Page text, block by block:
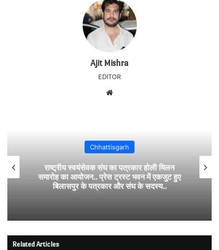
Ajit Mishra
EDITOR
Chhattisgarh
राष्ट्रीय स्वयंसेवक संघ का पत्रकार होली मिलन
समारोह का आयोजन.. प्रेस ट्रस्ट भवन में एकजुट हुए
बिलासपुर के पत्रकार और संघ के सदस्य..
Related Articles